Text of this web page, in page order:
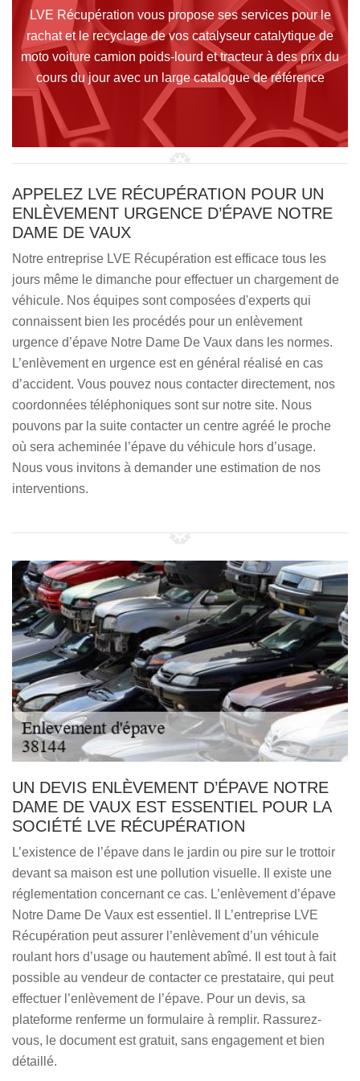
LVE Récupération vous propose ses services pour le
rachat et le recyclage de vos catalyseur catalytique de
moto voiture camion poids-lourd et tracteur à des prix du
cours du jour avec un large catalogue de référence
APPELEZ LVE RÉCUPÉRATION POUR UN
ENLÈVEMENT URGENCE D’ÉPAVE NOTRE
DAME DE VAUX
Notre entreprise LVE Récupération est efficace tous les
jours même le dimanche pour effectuer un chargement de
véhicule. Nos équipes sont composées d'experts qui
connaissent bien les procédés pour un enlèvement
urgence d’épave Notre Dame De Vaux dans les normes.
L’enlèvement en urgence est en général réalisé en cas
d’accident. Vous pouvez nous contacter directement, nos
coordonnées téléphoniques sont sur notre site. Nous
pouvons par la suite contacter un centre agréé le proche
où sera acheminée l’épave du véhicule hors d’usage.
Nous vous invitons à demander une estimation de nos
interventions.
UN DEVIS ENLÈVEMENT D’ÉPAVE NOTRE
DAME DE VAUX EST ESSENTIEL POUR LA
SOCIÉTÉ LVE RÉCUPÉRATION
L’existence de l’épave dans le jardin ou pire sur le trottoir
devant sa maison est une pollution visuelle. Il existe une
réglementation concernant ce cas. L’enlèvement d’épave
Notre Dame De Vaux est essentiel. Il L’entreprise LVE
Récupération peut assurer l’enlèvement d’un véhicule
roulant hors d’usage ou hautement abîmé. Il est tout à fait
possible au vendeur de contacter ce prestataire, qui peut
effectuer l’enlèvement de l’épave. Pour un devis, sa
plateforme renferme un formulaire à remplir. Rassurez-
vous, le document est gratuit, sans engagement et bien
détaillé.